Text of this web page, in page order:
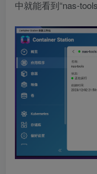
中就能看到“nas-